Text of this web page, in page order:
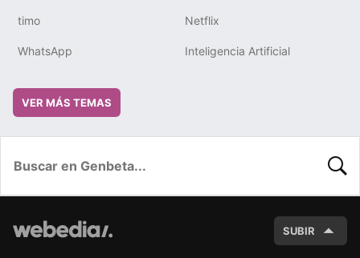
timo Netflix
WhatsApp Inteligencia Artificial
VER MÁS TEMAS
SUBIR